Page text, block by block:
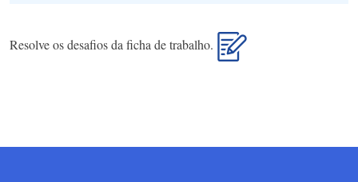
Resolve os desafios da ficha de trabalho.